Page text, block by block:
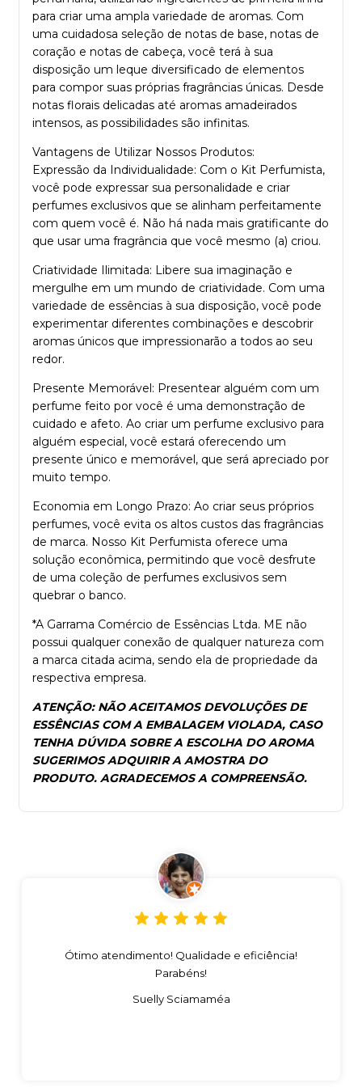
para criar uma ampla variedade de aromas. Com
uma cuidadosa seleção de notas de base, notas de
coração e notas de cabeça, você terá à sua
disposição um leque diversificado de elementos
para compor suas próprias fragrâncias únicas. Desde
notas florais delicadas até aromas amadeirados
intensos, as possibilidades são infinitas.
Vantagens de Utilizar Nossos Produtos:
Expressão da Individualidade: Com o Kit Perfumista,
você pode expressar sua personalidade e criar
perfumes exclusivos que se alinham perfeitamente
com quem você é. Não há nada mais gratificante do
que usar uma fragrância que você mesmo (a) criou.
Criatividade Ilimitada: Libere sua imaginação e
mergulhe em um mundo de criatividade. Com uma
variedade de essências à sua disposição, você pode
experimentar diferentes combinações e descobrir
aromas únicos que impressionarão a todos ao seu
redor.
Presente Memorável: Presentear alguém com um
perfume feito por você é uma demonstração de
cuidado e afeto. Ao criar um perfume exclusivo para
alguém especial, você estará oferecendo um
presente único e memorável, que será apreciado por
muito tempo.
Economia em Longo Prazo: Ao criar seus próprios
perfumes, você evita os altos custos das fragrâncias
de marca. Nosso Kit Perfumista oferece uma
solução econômica, permitindo que você desfrute
de uma coleção de perfumes exclusivos sem
quebrar o banco.
*A Garrama Comércio de Essências Ltda. ME não
possui qualquer conexão de qualquer natureza com
a marca citada acima, sendo ela de propriedade da
respectiva empresa.
ATENÇÃO: NÃO ACEITAMOS DEVOLUÇÕES DE
ESSÊNCIAS COM A EMBALAGEM VIOLADA, CASO
TENHA DÚVIDA SOBRE A ESCOLHA DO AROMA
SUGERIMOS ADQUIRIR A AMOSTRA DO
PRODUTO. AGRADECEMOS A COMPREENSÃO.
Ótimo atendimento! Qualidade e eficiência!
Parabéns!
Suelly Sciamaméa